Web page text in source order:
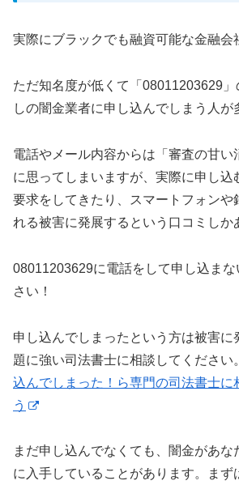
実際にブラックでも融資可能な金融会
ただ知名度が低くて「08011203629」
しの闇金業者に申し込んでしまう人が
電話やメール内容からは「審査の甘い
に思ってしまいますが、実際に申し込
要求をしてきたり、スマートフォンや
れる被害に発展するという口コミしか
08011203629に電話をして申し込ま
さい！
申し込んでしまったという方は被害に
題に強い司法書士に相談してくださ
込んでしまった！ら専門の司法書士に
う
まだ申し込んでなくても、闇金があな
に入手していることがあります。まず